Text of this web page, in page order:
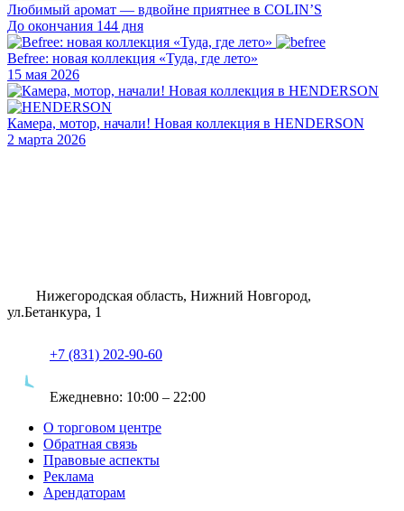
Любимый аромат — вдвойне приятнее в COLIN’S
До окончания 144 дня
Befree: новая коллекция «Туда, где лето»
15 мая 2026
Камера, мотор, начали! Новая коллекция в HENDERSON
2 марта 2026
Нижегородская область, Нижний Новгород,
ул.Бетанкура, 1
+7 (831) 202-90-60
Ежедневно: 10:00 – 22:00
О торговом центре
Обратная связь
Правовые аспекты
Реклама
Арендаторам